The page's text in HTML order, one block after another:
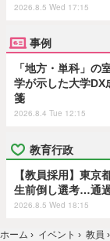
2026.8.5 Wed 17:15
事例
「地方・単科」の
学が示した大学DX
箋
2026.8.4 Tue 12:15
教育行政
【教員採用】東京
生前倒し選考…通
2026.8.5 Wed 18:15
ホーム › イベント › 教員 ›